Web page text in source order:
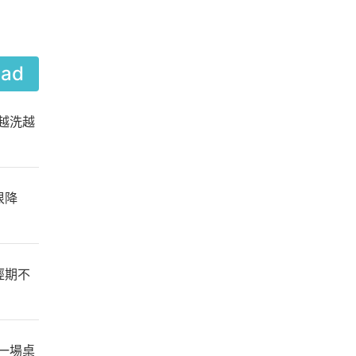
洗越
降
期不
場桌